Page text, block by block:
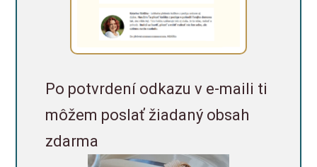
Po potvrdení odkazu v e-maili ti
môžem poslať žiadaný obsah
zdarma